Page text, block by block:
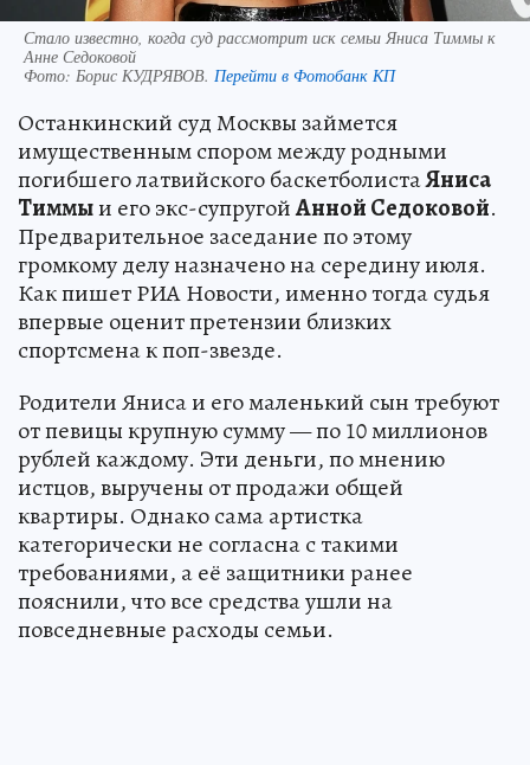
Стало известно, когда суд рассмотрит иск семьи Яниса Тиммы к
Анне Седоковой
Фото: Борис КУДРЯВОВ. Перейти в Фотобанк КП
Останкинский суд Москвы займется
имущественным спором между родными
погибшего латвийского баскетболистаЯниса
Тиммыи его экс-супругойАнной Седоковой.
Предварительное заседание по этому
громкому делу назначено на середину июля.
Как пишет РИА Новости, именно тогда судья
впервые оценит претензии близких
спортсмена к поп-звезде.
Родители Яниса и его маленький сын требуют
от певицы крупную сумму — по 10 миллионов
рублей каждому. Эти деньги, по мнению
истцов, выручены от продажи общей
квартиры. Однако сама артистка
категорически не согласна с такими
требованиями, а её защитники ранее
пояснили, что все средства ушли на
повседневные расходы семьи.